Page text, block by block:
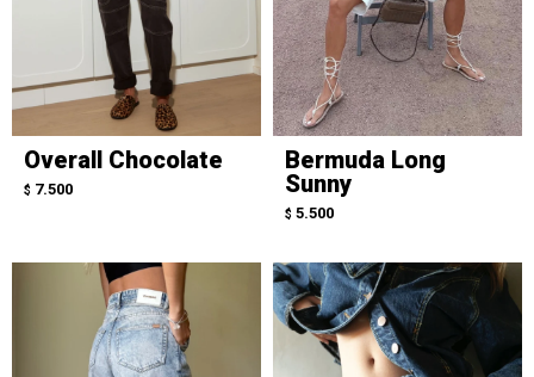
Overall Chocolate
$ 7.500
Bermuda Long
Sunny
$ 5.500